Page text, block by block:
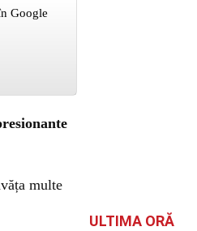
Google
multe
ULTIMA ORĂ